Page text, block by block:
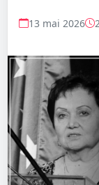
13 mai 2026